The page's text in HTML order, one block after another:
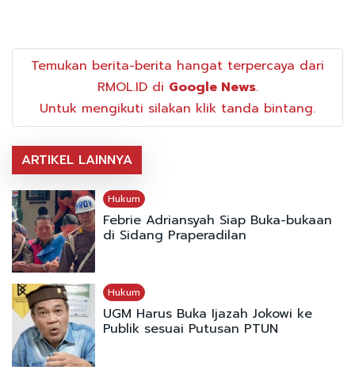
Temukan berita-berita hangat terpercaya dari
RMOL.ID di Google News.
Untuk mengikuti silakan klik tanda bintang.
ARTIKEL LAINNYA
Hukum
Febrie Adriansyah Siap Buka-bukaan
di Sidang Praperadilan
Hukum
UGM Harus Buka Ijazah Jokowi ke
Publik sesuai Putusan PTUN